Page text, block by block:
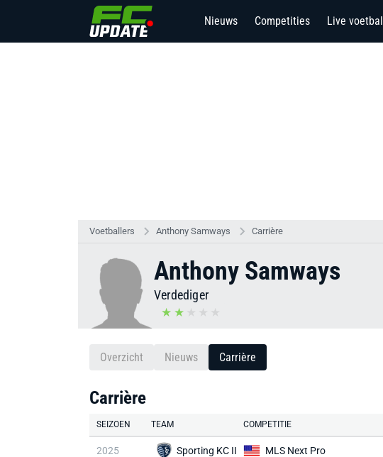
Nieuws Competities Live voetbal
Voetballers Anthony Samways Carrière
Anthony Samways
Verdediger
Overzicht Nieuws Carrière
Carrière
SEIZOEN TEAM COMPETITIE
2025 Sporting KC II MLS Next Pro